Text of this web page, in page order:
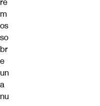
m
os
so
br
e
un
a
nu